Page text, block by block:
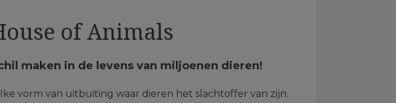
of Animals
maken in de levens van miljoenen dieren!
vorm van uitbuiting waar dieren het slachtoffer van zijn.